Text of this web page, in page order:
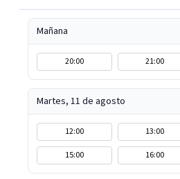
Mañana
20:00 21:00
Martes, 11 de agosto
12:00 13:00
15:00
16:00